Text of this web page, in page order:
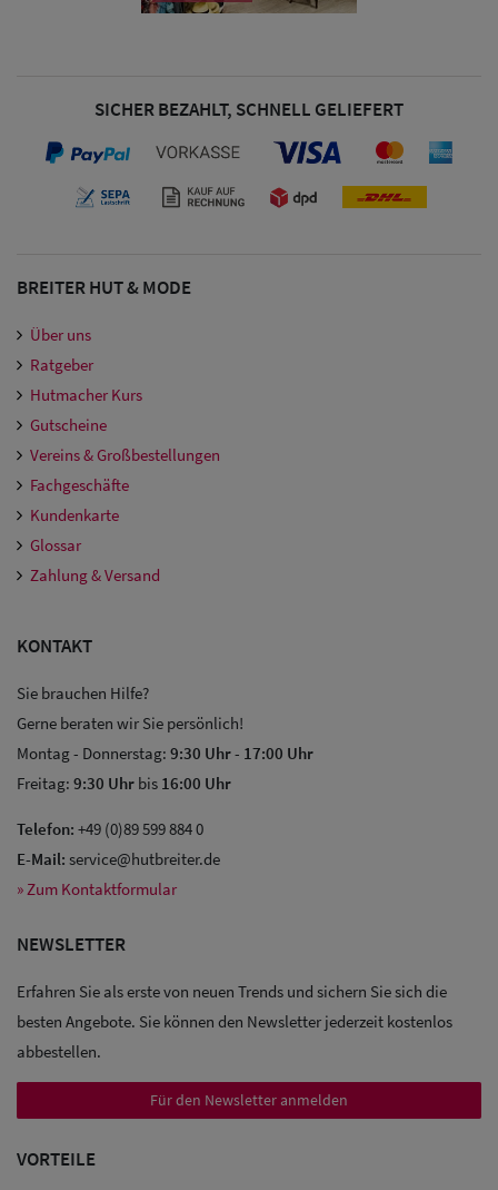
Sale: Caps
Sale:
Sale: Army
Caps
Caps
SICHER BEZAHLT, SCHNELL GELIEFERT
BREITER HUT & MODE
Über uns
Ratgeber
Hutmacher Kurs
Gutscheine
Vereins & Großbestellungen
Fachgeschäfte
Kundenkarte
Glossar
Zahlung & Versand
KONTAKT
Sie brauchen Hilfe?
Gerne beraten wir Sie persönlich!
Montag - Donnerstag: 9:30 Uhr- 17:00 Uhr
Freitag: 9:30 Uhr bis 16:00 Uhr
Telefon: +49 (0)89 599 884 0
E-Mail: service@hutbreiter.de
» Zum Kontaktformular
NEWSLETTER
Erfahren Sie als erste von neuen Trends und sichern Sie sich die
besten Angebote. Sie können den Newsletter jederzeit kostenlos
abbestellen.
Für den Newsletter anmelden
VORTEILE